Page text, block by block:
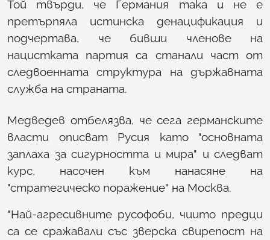
Той твърди, че Германия така и не е
претърпяла истинска денацификация и
подчертава, че бивши членове на
нацистката партия са станали част от
следвоенната структура на държавната
служба на страната.
Медведев отбелязва, че сега германските
власти описват Русия като "основната
заплаха за сигурността и мира" и следват
курс, насочен към нанасяне на
"стратегическо поражение" на Москва.
"Най-агресивните русофоби, чиито предци
са се сражавали със зверска свирепост на